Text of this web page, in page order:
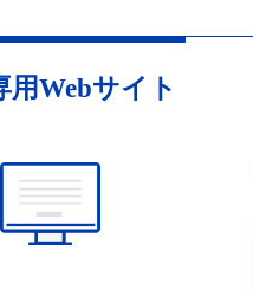
用Webサイト